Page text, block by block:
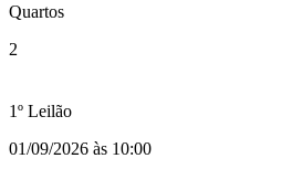
Quartos
2
1º Leilão
01/09/2026 às 10:00